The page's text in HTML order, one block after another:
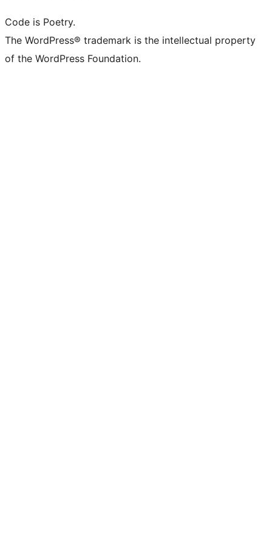
Code is Poetry.
The WordPress® trademark is the intellectual property
of the WordPress Foundation.